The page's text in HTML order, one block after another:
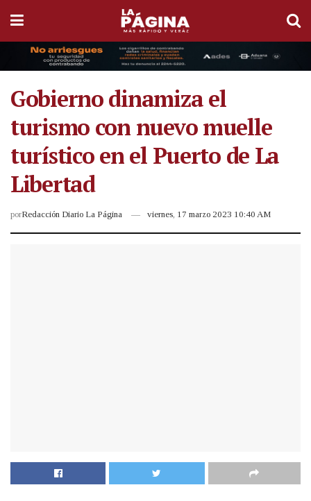
Gobierno dinamiza el
turismo con nuevo muelle
turístico en el Puerto de La
Libertad
porRedacción Diario La Página viernes, 17 marzo 2023 10:40 AM